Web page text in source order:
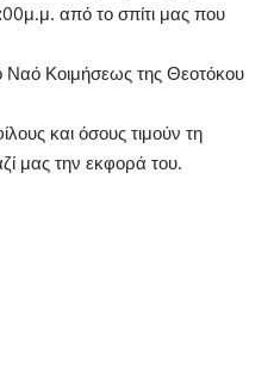
από το σπίτι μας που
Ναό Κοιμήσεως της Θεοτόκου
και όσους τιμούν τη
μας την εκφορά του.